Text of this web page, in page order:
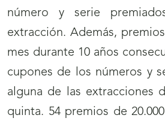
número y serie
extracción. Además,
mes durante 10 años
cupones de los números y
alguna de las extracciones
quinta. 54 premios de